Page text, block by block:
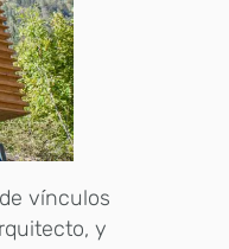
vínculos
y